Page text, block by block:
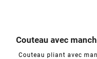
Couteau pliant avec
